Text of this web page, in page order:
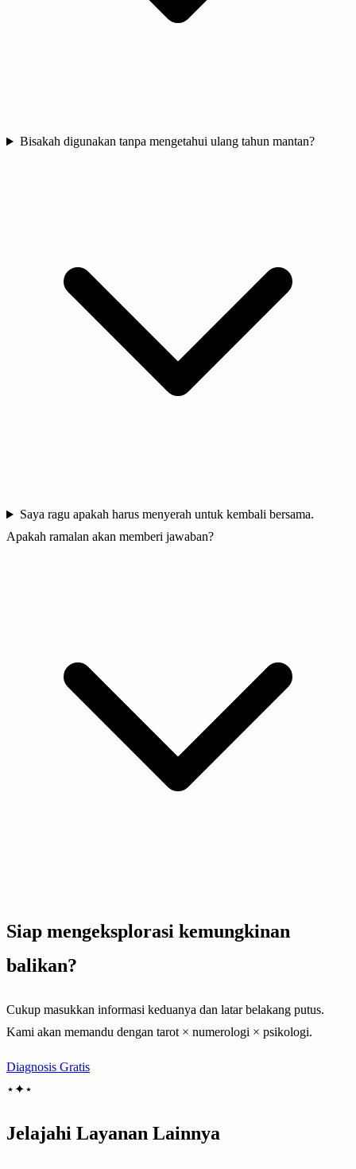
Bisakah digunakan tanpa mengetahui ulang tahun mantan?
Saya ragu apakah harus menyerah untuk kembali bersama.
Apakah ramalan akan memberi jawaban?
Siap mengeksplorasi kemungkinan
balikan?
Cukup masukkan informasi keduanya dan latar belakang putus.
Kami akan memandu dengan tarot × numerologi × psikologi.
Diagnosis Gratis
⋆✦⋆
Jelajahi Layanan Lainnya